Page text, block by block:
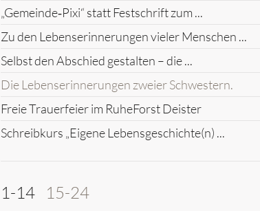
„Gemeinde‑Pixi“ statt Festschrift zum ...
Zu den Lebenserinnerungen vieler Menschen ...
Selbst den Abschied gestalten – die ...
Die Lebenserinnerungen zweier Schwestern.
Freie Trauerfeier im RuheForst Deister
Schreibkurs „Eigene Lebensgeschichte(n) ...
1-14 15-24